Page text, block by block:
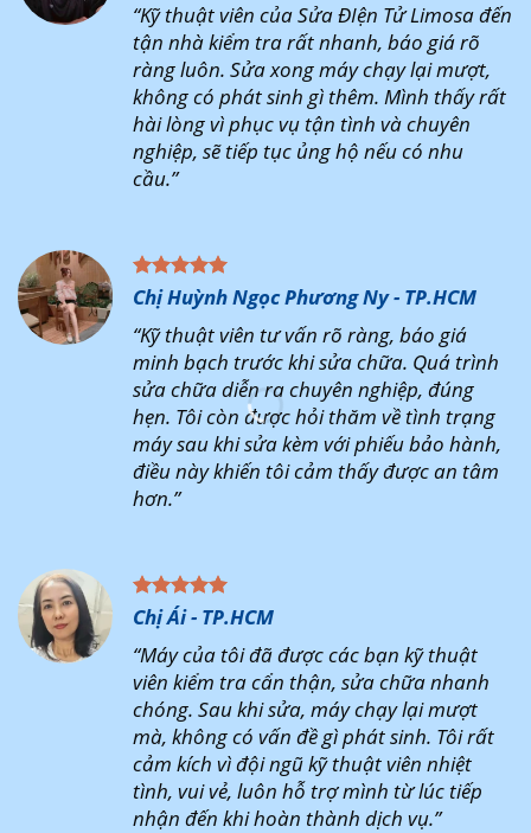
“Kỹ thuật viên của Sửa ĐIện Tử Limosa đến
tận nhà kiểm tra rất nhanh, báo giá rõ
ràng luôn. Sửa xong máy chạy lại mượt,
không có phát sinh gì thêm. Mình thấy rất
hài lòng vì phục vụ tận tình và chuyên
nghiệp, sẽ tiếp tục ủng hộ nếu có nhu
cầu.”
Chị Huỳnh Ngọc Phương Ny - TP.HCM
“Kỹ thuật viên tư vấn rõ ràng, báo giá
minh bạch trước khi sửa chữa. Quá trình
sửa chữa diễn ra chuyên nghiệp, đúng
hẹn. Tôi còn được hỏi thăm về tình trạng
máy sau khi sửa kèm với phiếu bảo hành,
điều này khiến tôi cảm thấy được an tâm
hơn.”
Chị Ái - TP.HCM
“Máy của tôi đã được các bạn kỹ thuật
viên kiểm tra cẩn thận, sửa chữa nhanh
chóng. Sau khi sửa, máy chạy lại mượt
mà, không có vấn đề gì phát sinh. Tôi rất
cảm kích vì đội ngũ kỹ thuật viên nhiệt
tình, vui vẻ, luôn hỗ trợ mình từ lúc tiếp
nhận đến khi hoàn thành dịch vụ.”